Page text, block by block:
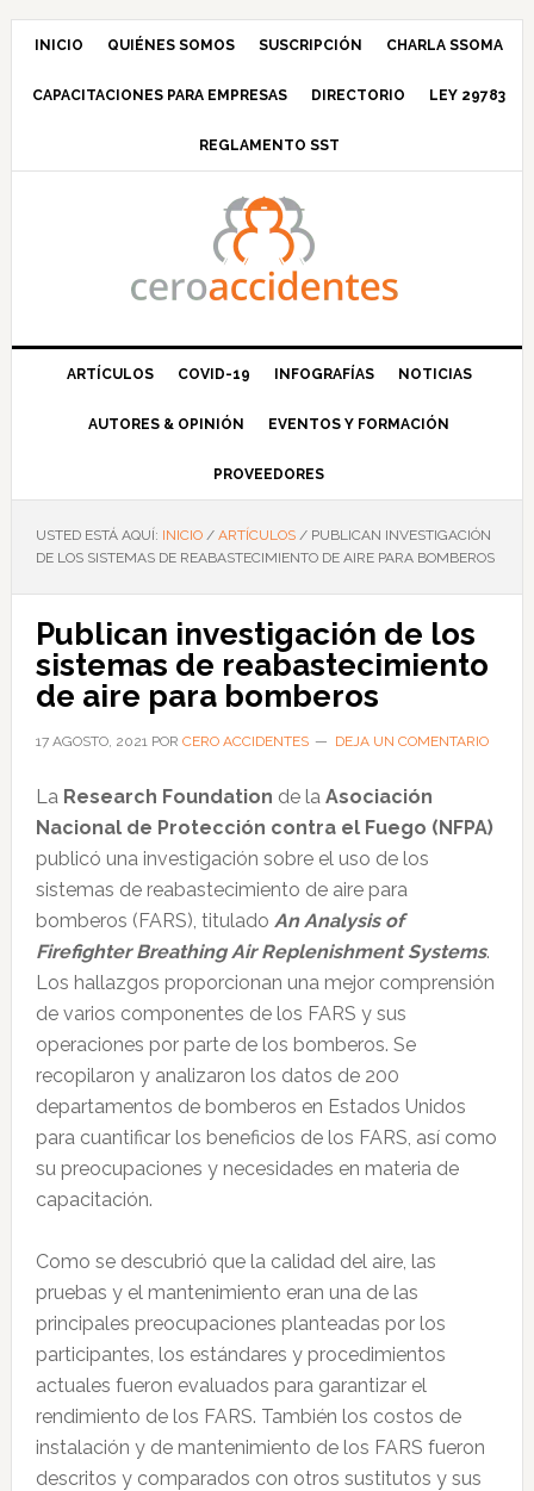
Saltar
navegación
Saltar
principal
Saltar
barra
principal
Saltar
INICIO QUIÉNES SOMOS SUSCRIPCIÓN CHARLA SSOMA
CAPACITACIONES PARA EMPRESAS DIRECTORIO LEY 29783
REGLAMENTO SST
ARTÍCULOS COVID-19 INFOGRAFÍAS NOTICIAS
AUTORES & OPINIÓN EVENTOS Y FORMACIÓN
PROVEEDORES
USTED ESTÁ AQUÍ: INICIO / ARTÍCULOS /PUBLICAN INVESTIGACIÓN
DE LOS SISTEMAS DE REABASTECIMIENTO DE AIRE PARA BOMBEROS
Publican investigación de los
sistemas de reabastecimiento
de aire para bomberos
17 AGOSTO, 2021POR CERO ACCIDENTES DEJA UN COMENTARIO
La Research Foundation de la Asociación
Nacional de Protección contra el Fuego (NFPA)
publicó una investigación sobre el uso de los
sistemas de reabastecimiento de aire para
bomberos (FARS), titulado An Analysis of
Firefighter Breathing Air Replenishment Systems.
Los hallazgos proporcionan una mejor comprensión
de varios componentes de los FARS y sus
operaciones por parte de los bomberos. Se
recopilaron y analizaron los datos de 200
departamentos de bomberos en Estados Unidos
para cuantificar los beneficios de los FARS, así como
su preocupaciones y necesidades en materia de
capacitación.
Como se descubrió que la calidad del aire, las
pruebas y el mantenimiento eran una de las
principales preocupaciones planteadas por los
participantes, los estándares y procedimientos
actuales fueron evaluados para garantizar el
rendimiento de los FARS. También los costos de
instalación y de mantenimiento de los FARS fueron
descritos y comparados con otros sustitutos y sus